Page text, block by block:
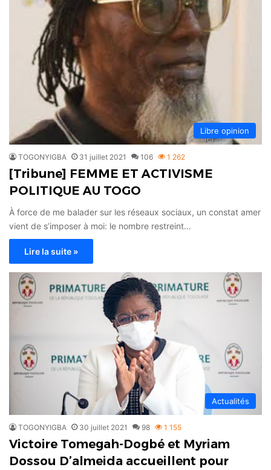
Libre opinion
TOGONYIGBA 31 juillet 2021 106 1 262
[Tribune] FEMME ET ACTIVISME
POLITIQUE AU TOGO
À force de me balader sur les réseaux sociaux, un constat amer
vient de s’imposer à moi: le nombre restreint…
Lire la suite »
Actualités
TOGONYIGBA 30 juillet 2021 98 1 155
Victoire Tomegah-Dogbé et Myriam
Dossou D’almeida accueillent pour